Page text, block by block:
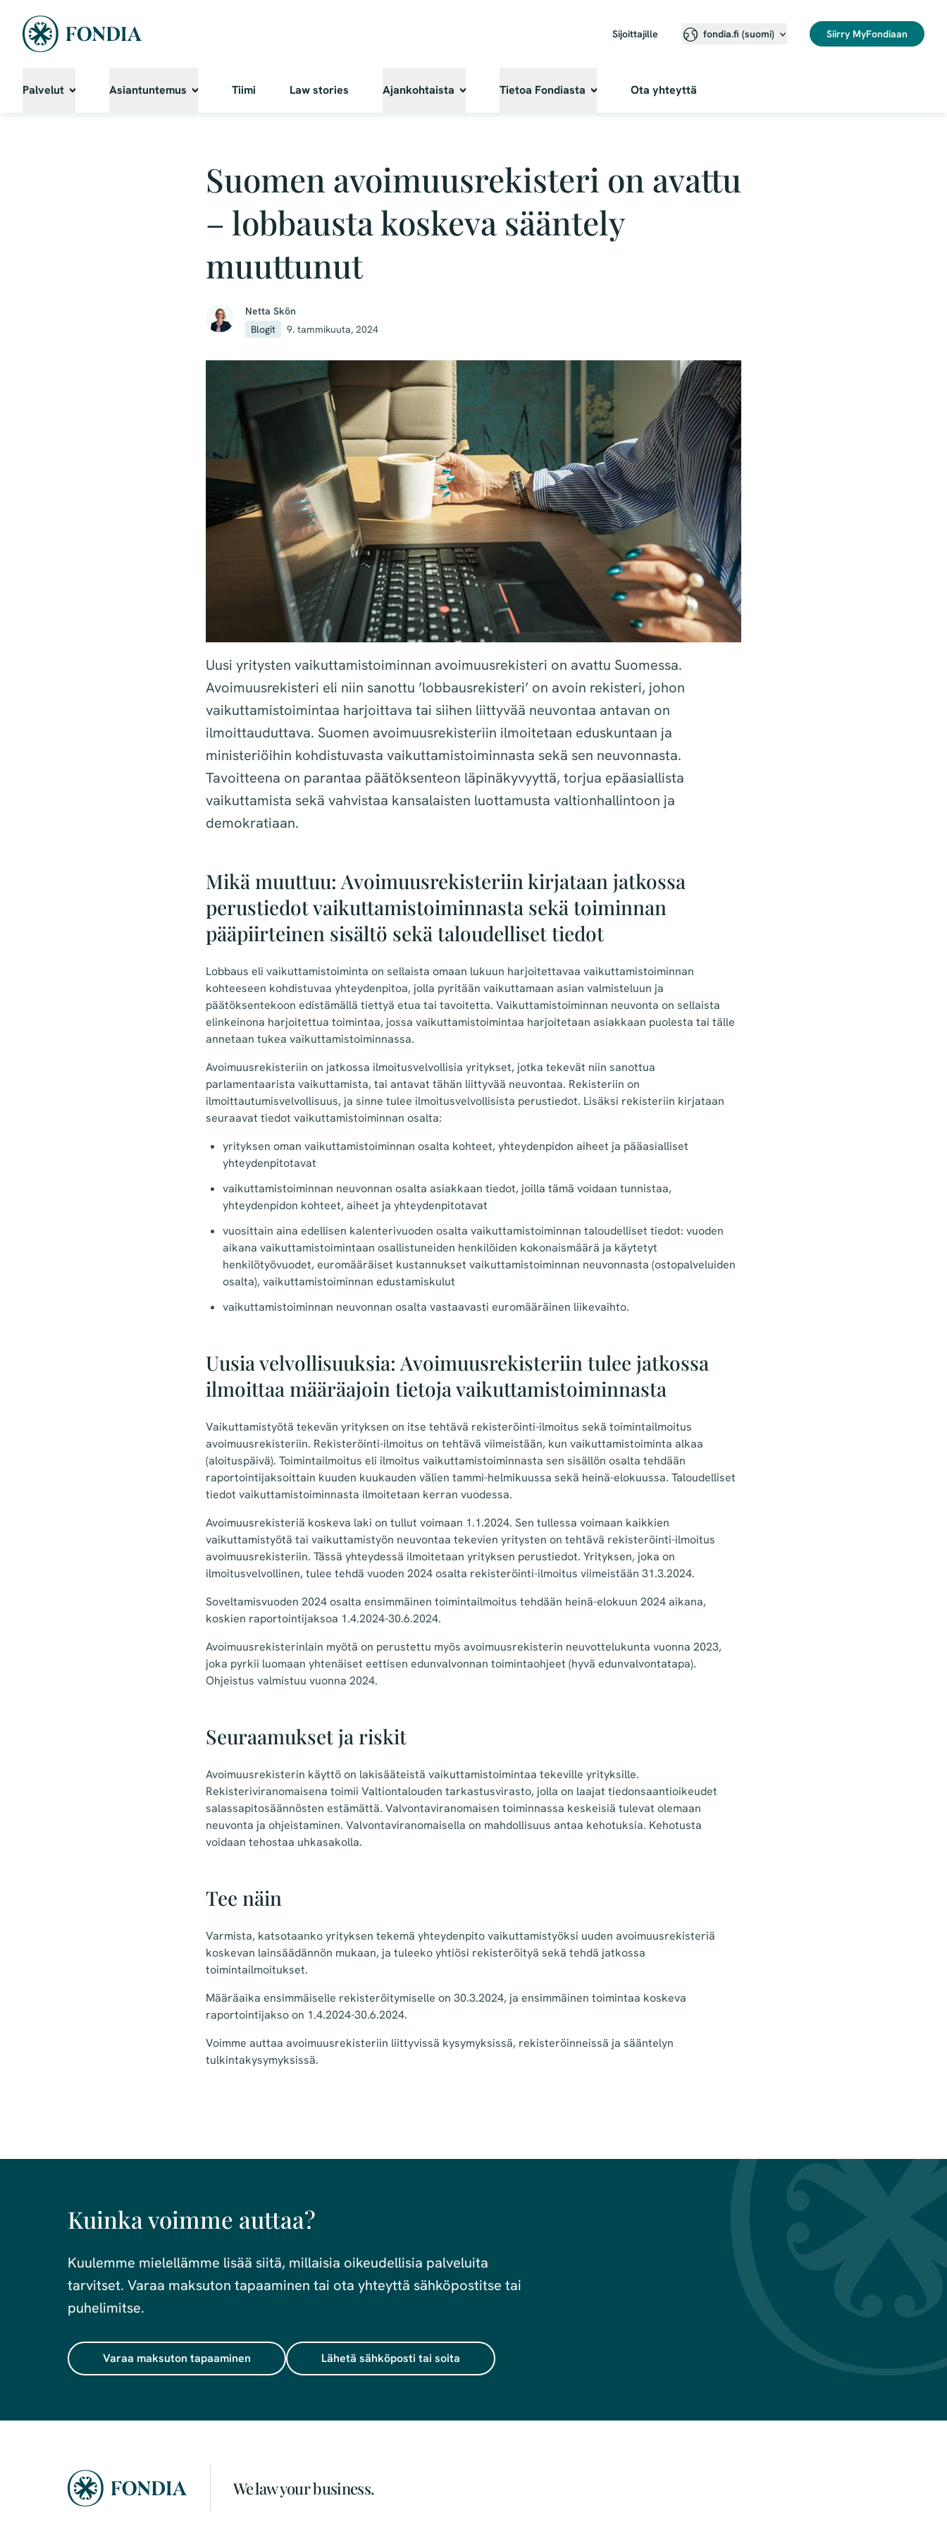
Sijoittajille fondia.fi (suomi) Siirry MyFondiaan
Palvelut Asiantuntemus Tiimi Law stories Ajankohtaista Tietoa Fondiasta Ota yhteyttä
Suomen avoimuusrekisteri on avattu
– lobbausta koskeva sääntely
muuttunut
Netta Skön
Blogit
9. tammikuuta, 2024
Uusi yritysten vaikuttamistoiminnan avoimuusrekisteri on avattu Suomessa.
Avoimuusrekisteri eli niin sanottu ’lobbausrekisteri’ on avoin rekisteri, johon
vaikuttamistoimintaa harjoittava tai siihen liittyvää neuvontaa antavan on
ilmoittauduttava. Suomen avoimuusrekisteriin ilmoitetaan eduskuntaan ja
ministeriöihin kohdistuvasta vaikuttamistoiminnasta sekä sen neuvonnasta.
Tavoitteena on parantaa päätöksenteon läpinäkyvyyttä, torjua epäasiallista
vaikuttamista sekä vahvistaa kansalaisten luottamusta valtionhallintoon ja
demokratiaan.
Mikä muuttuu: Avoimuusrekisteriin kirjataan jatkossa
perustiedot vaikuttamistoiminnasta sekä toiminnan
pääpiirteinen sisältö sekä taloudelliset tiedot
Lobbaus eli vaikuttamistoiminta on sellaista omaan lukuun harjoitettavaa vaikuttamistoiminnan
kohteeseen kohdistuvaa yhteydenpitoa, jolla pyritään vaikuttamaan asian valmisteluun ja
päätöksentekoon edistämällä tiettyä etua tai tavoitetta. Vaikuttamistoiminnan neuvonta on sellaista
elinkeinona harjoitettua toimintaa, jossa vaikuttamistoimintaa harjoitetaan asiakkaan puolesta tai tälle
annetaan tukea vaikuttamistoiminnassa.
Avoimuusrekisteriin on jatkossa ilmoitusvelvollisia yritykset, jotka tekevät niin sanottua
parlamentaarista vaikuttamista, tai antavat tähän liittyvää neuvontaa. Rekisteriin on
ilmoittautumisvelvollisuus, ja sinne tulee ilmoitusvelvollisista perustiedot. Lisäksi rekisteriin kirjataan
seuraavat tiedot vaikuttamistoiminnan osalta:
yrityksen oman vaikuttamistoiminnan osalta kohteet, yhteydenpidon aiheet ja pääasialliset
yhteydenpitotavat
vaikuttamistoiminnan neuvonnan osalta asiakkaan tiedot, joilla tämä voidaan tunnistaa,
yhteydenpidon kohteet, aiheet ja yhteydenpitotavat
vuosittain aina edellisen kalenterivuoden osalta vaikuttamistoiminnan taloudelliset tiedot: vuoden
aikana vaikuttamistoimintaan osallistuneiden henkilöiden kokonaismäärä ja käytetyt
henkilötyövuodet, euromääräiset kustannukset vaikuttamistoiminnan neuvonnasta (ostopalveluiden
osalta), vaikuttamistoiminnan edustamiskulut
vaikuttamistoiminnan neuvonnan osalta vastaavasti euromääräinen liikevaihto.
Uusia velvollisuuksia: Avoimuusrekisteriin tulee jatkossa
ilmoittaa määräajoin tietoja vaikuttamistoiminnasta
Vaikuttamistyötä tekevän yrityksen on itse tehtävä rekisteröinti-ilmoitus sekä toimintailmoitus
avoimuusrekisteriin. Rekisteröinti-ilmoitus on tehtävä viimeistään, kun vaikuttamistoiminta alkaa
(aloituspäivä). Toimintailmoitus eli ilmoitus vaikuttamistoiminnasta sen sisällön osalta tehdään
raportointijaksoittain kuuden kuukauden välien tammi-helmikuussa sekä heinä-elokuussa. Taloudelliset
tiedot vaikuttamistoiminnasta ilmoitetaan kerran vuodessa.
Avoimuusrekisteriä koskeva laki on tullut voimaan 1.1.2024. Sen tullessa voimaan kaikkien
vaikuttamistyötä tai vaikuttamistyön neuvontaa tekevien yritysten on tehtävä rekisteröinti-ilmoitus
avoimuusrekisteriin. Tässä yhteydessä ilmoitetaan yrityksen perustiedot. Yrityksen, joka on
ilmoitusvelvollinen, tulee tehdä vuoden 2024 osalta rekisteröinti-ilmoitus viimeistään 31.3.2024.
Soveltamisvuoden 2024 osalta ensimmäinen toimintailmoitus tehdään heinä-elokuun 2024 aikana,
koskien raportointijaksoa 1.4.2024-30.6.2024.
Avoimuusrekisterinlain myötä on perustettu myös avoimuusrekisterin neuvottelukunta vuonna 2023,
joka pyrkii luomaan yhtenäiset eettisen edunvalvonnan toimintaohjeet (hyvä edunvalvontatapa).
Ohjeistus valmistuu vuonna 2024.
Seuraamukset ja riskit
Avoimuusrekisterin käyttö on lakisääteistä vaikuttamistoimintaa tekeville yrityksille.
Rekisteriviranomaisena toimii Valtiontalouden tarkastusvirasto, jolla on laajat tiedonsaantioikeudet
salassapitosäännösten estämättä. Valvontaviranomaisen toiminnassa keskeisiä tulevat olemaan
neuvonta ja ohjeistaminen. Valvontaviranomaisella on mahdollisuus antaa kehotuksia. Kehotusta
voidaan tehostaa uhkasakolla.
Tee näin
Varmista, katsotaanko yrityksen tekemä yhteydenpito vaikuttamistyöksi uuden avoimuusrekisteriä
koskevan lainsäädännön mukaan, ja tuleeko yhtiösi rekisteröityä sekä tehdä jatkossa
toimintailmoitukset.
Määräaika ensimmäiselle rekisteröitymiselle on 30.3.2024, ja ensimmäinen toimintaa koskeva
raportointijakso on 1.4.2024-30.6.2024.
Voimme auttaa avoimuusrekisteriin liittyvissä kysymyksissä, rekisteröinneissä ja sääntelyn
tulkintakysymyksissä.
Kuinka voimme auttaa?
Kuulemme mielellämme lisää siitä, millaisia oikeudellisia palveluita
tarvitset. Varaa maksuton tapaaminen tai ota yhteyttä sähköpostitse tai
puhelimitse.
Varaa maksuton tapaaminen Lähetä sähköposti tai soita
We law your business.